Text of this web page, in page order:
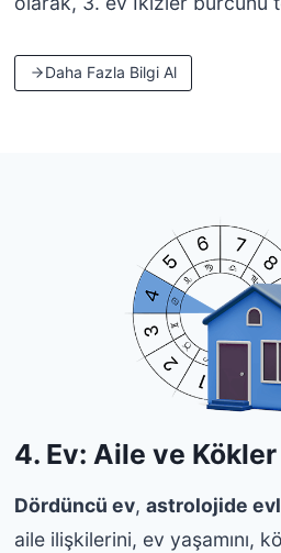
Daha Fazla Bilgi Al
4. Ev: Aile ve Kökler
Dördüncü ev, astrolojide
aile ilişkilerini, ev yaşamını,